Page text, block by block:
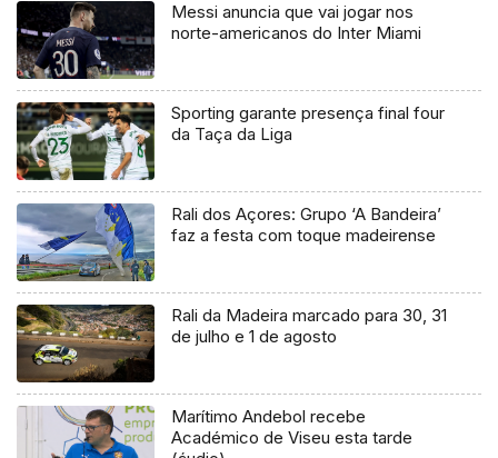
Messi anuncia que vai jogar nos
norte-americanos do Inter Miami
Sporting garante presença final four
da Taça da Liga
Rali dos Açores: Grupo ‘A Bandeira’
faz a festa com toque madeirense
Rali da Madeira marcado para 30, 31
de julho e 1 de agosto
Marítimo Andebol recebe
Académico de Viseu esta tarde